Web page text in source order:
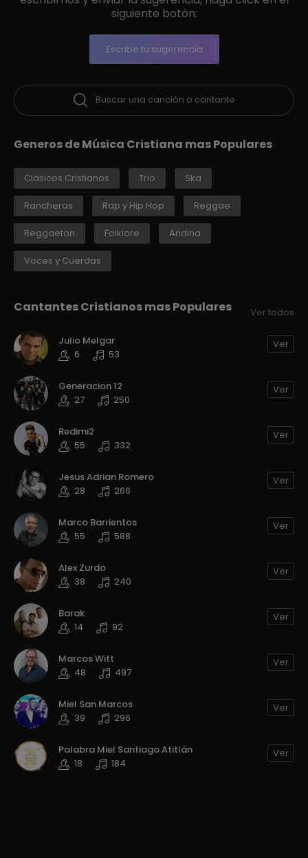
siguiente botón:
Escribe tu sugerencia
Buscar una canción o cantante
Generos de Música Cristiana mas Populares
Clasicos Cristianos Trio Ska
Rancheras Rap y Hip Hop Reggae
Reggaeton Folklore Andina
Voces y Cuerdas
Cantantes Cristianos mas Populares Ver todos
Julio Melgar
6
53
Ver
Generacion 12
27
250
Ver
Redimi2
55
332
Ver
Jesus Adrian Romero
28
266
Ver
Marco Barrientos
55
588
Ver
Alex Zurdo
38
240
Ver
Barak
14
92
Ver
Marcos Witt
48
497
Ver
Miel San Marcos
39
296
Ver
Palabra Miel Santiago Atitlán
18
184
Ver